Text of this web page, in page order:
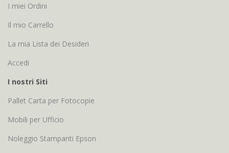
I miei Ordini
Il mio Carrello
La mia Lista dei Desideri
Accedi
I nostri Siti
Pallet Carta per Fotocopie
Mobili per Ufficio
Noleggio Stampanti Epson